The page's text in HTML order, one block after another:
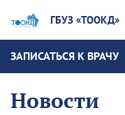
ГБУЗ «ТООКД»
ЗАПИСАТЬСЯ К ВРАЧУ
Новости